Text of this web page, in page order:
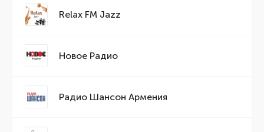
Relax FM Jazz
Новое Радио
Радио Шансон Армения